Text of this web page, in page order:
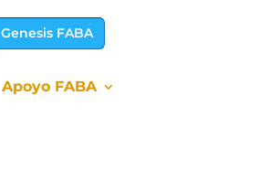
Genesis FABA
Apoyo FABA
Apoyo FABA